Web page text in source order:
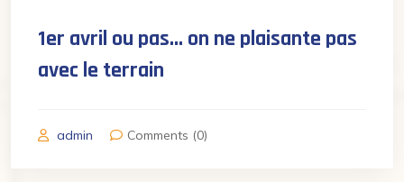
1er avril ou pas… on ne plaisante pas
avec le terrain
admin Comments (0)